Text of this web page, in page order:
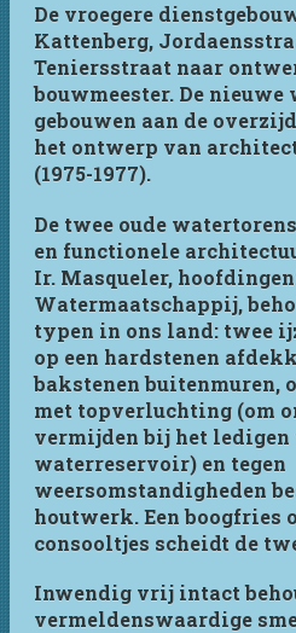
De vroegere
Kattenberg,
Teniersstraat naar
bouwmeester. De nieuwe
gebouwen aan de
het ontwerp van
(1975-1977).
De twee oude
en functionele
Ir. Masqueler,
Watermaatschappij,
typen in ons land: twee
op een hardstenen
bakstenen buitenmuren,
met topverluchting (om
vermijden bij het ledigen
waterreservoir) en tegen
weersomstandigheden
houtwerk. Een boogfries
consooltjes scheidt de
Inwendig vrij intact
vermeldenswaardige